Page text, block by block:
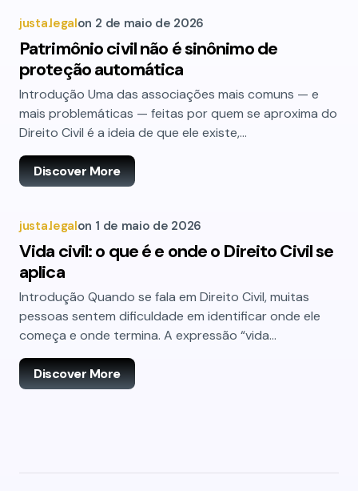
justa.legalon 2 de maio de 2026
Patrimônio civil não é sinônimo de
proteção automática
Introdução Uma das associações mais comuns — e
mais problemáticas — feitas por quem se aproxima do
Direito Civil é a ideia de que ele existe,…
Discover More
justa.legalon 1 de maio de 2026
Vida civil: o que é e onde o Direito Civil se
aplica
Introdução Quando se fala em Direito Civil, muitas
pessoas sentem dificuldade em identificar onde ele
começa e onde termina. A expressão “vida…
Discover More